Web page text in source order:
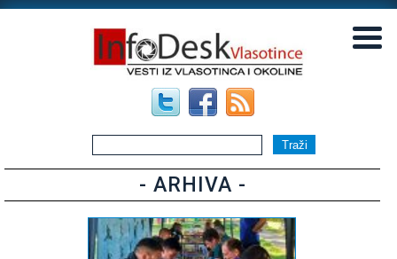
- ARHIVA -